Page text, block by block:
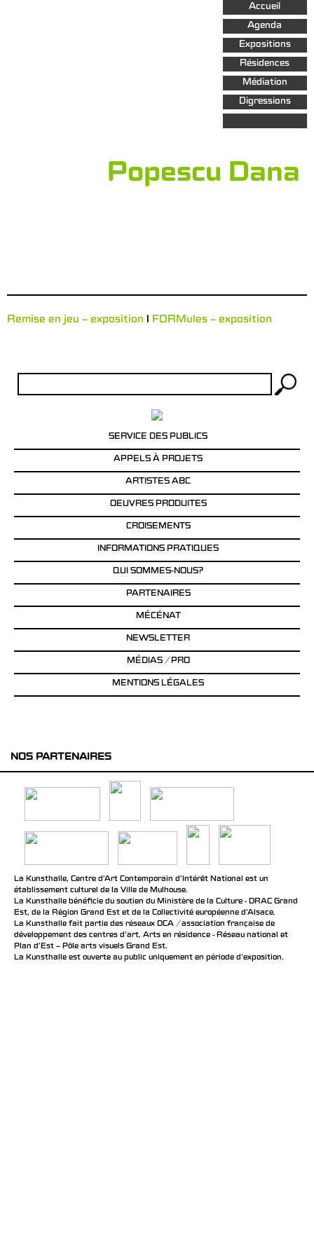
Aller au
contenu
principal
Accueil
Agenda
Expositions
Résidences
Médiation
Digressions
Popescu Dana
Remise en jeu – exposition l FORMules – exposition
SERVICE DES PUBLICS
APPELS À PROJETS
ARTISTES ABC
OEUVRES PRODUITES
CROISEMENTS
INFORMATIONS PRATIQUES
QUI SOMMES-NOUS?
PARTENAIRES
MÉCÉNAT
NEWSLETTER
MÉDIAS / PRO
MENTIONS LÉGALES
NOS PARTENAIRES
La Kunsthalle, Centre d’Art Contemporain d’Intérêt National est un
établissement culturel de la Ville de Mulhouse.
La Kunsthalle bénéficie du soutien du Ministère de la Culture - DRAC Grand
Est, de la Région Grand Est et de la Collectivité européenne d’Alsace.
La Kunsthalle fait partie des réseaux DCA / association française de
développement des centres d'art, Arts en résidence - Réseau national et
Plan d’Est – Pôle arts visuels Grand Est.
La Kunsthalle est ouverte au public uniquement en période d'exposition.